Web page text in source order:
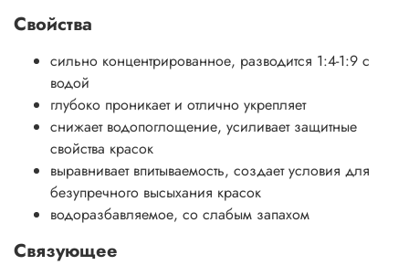
Свойства
сильно концентрированное, разводится 1:4-1:9 с
водой
глубоко проникает и отлично укрепляет
снижает водопоглощение, усиливает защитные
свойства красок
выравнивает впитываемость, создает условия для
безупречного высыхания красок
водоразбавляемое, со слабым запахом
Связующее